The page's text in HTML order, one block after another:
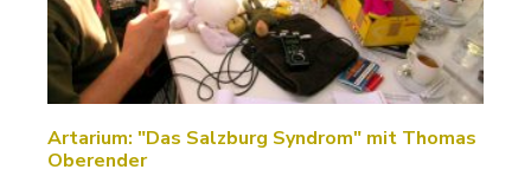
Artarium: "Das Salzburg Syndrom" mit Thomas
Oberender